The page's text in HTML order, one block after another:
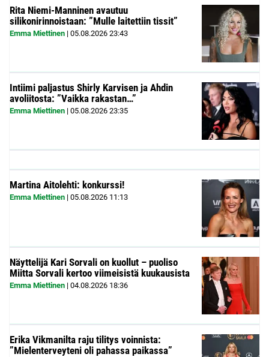
Rita Niemi-Manninen avautuu
silikonirinnoistaan: ”Mulle laitettiin tissit”
Emma Miettinen | 05.08.2026 23:43
Intiimi paljastus Shirly Karvisen ja Ahdin
avoliitosta: ”Vaikka rakastan…”
Emma Miettinen | 05.08.2026 23:35
Martina Aitolehti: konkurssi!
Emma Miettinen | 05.08.2026 11:13
Näyttelijä Kari Sorvali on kuollut – puoliso
Miitta Sorvali kertoo viimeisistä kuukausista
Emma Miettinen | 04.08.2026 18:36
Erika Vikmanilta raju tilitys voinnista:
”Mielenterveyteni oli pahassa paikassa”